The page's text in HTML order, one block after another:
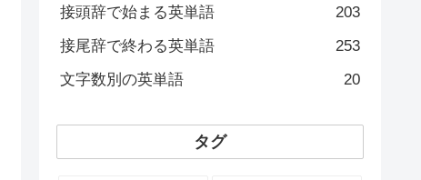
接頭辞で始まる英単語
203
接尾辞で終わる英単語
253
文字数別の英単語
20
タグ